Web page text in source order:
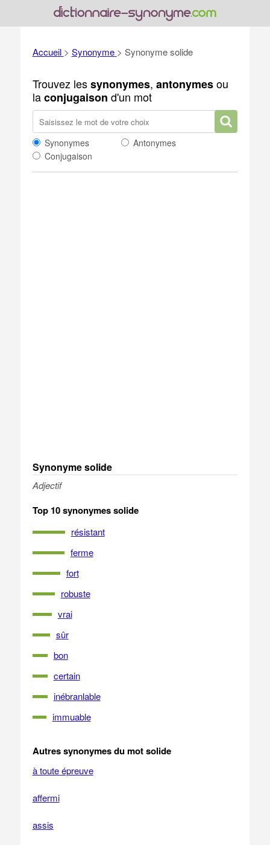
Accueil > Synonyme > Synonyme solide
Trouvez lessynonymes, antonymesou
laconjugaison d'un mot
Synonymes
Antonymes
Conjugaison
Synonyme solide
Adjectif
Top 10 synonymes solide
résistant
ferme
fort
robuste
vrai
sûr
bon
certain
inébranlable
immuable
Autres synonymes du mot solide
à toute épreuve
affermi
assis